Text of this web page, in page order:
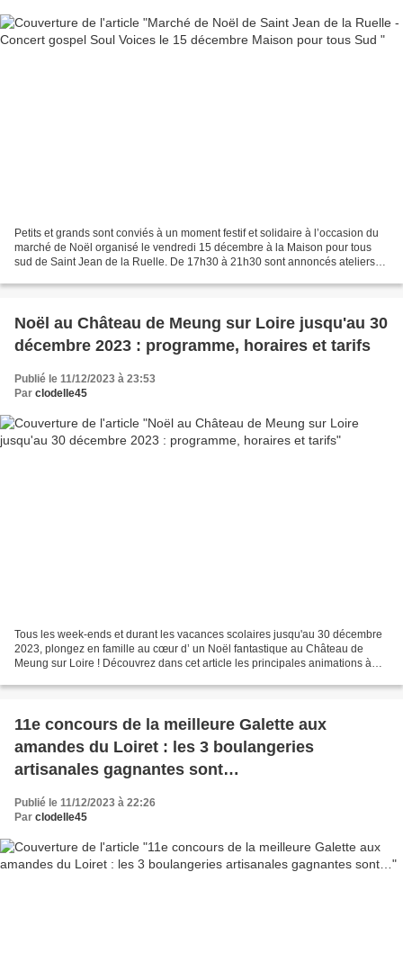
Petits et grands sont conviés à un moment festif et solidaire à l’occasion du
marché de Noël organisé le vendredi 15 décembre à la Maison pour tous
sud de Saint Jean de la Ruelle. De 17h30 à 21h30 sont annoncés ateliers
Noël au Château de Meung sur Loire jusqu'au 30
décembre 2023 : programme, horaires et tarifs
Publié le 11/12/2023 à 23:53
Par clodelle45
Tous les week-ends et durant les vacances scolaires jusqu'au 30 décembre
2023, plongez en famille au cœur d’ un Noël fantastique au Château de
Meung sur Loire ! Découvrez dans cet article les principales animations à
11e concours de la meilleure Galette aux
amandes du Loiret : les 3 boulangeries
artisanales gagnantes sont…
Publié le 11/12/2023 à 22:26
Par clodelle45